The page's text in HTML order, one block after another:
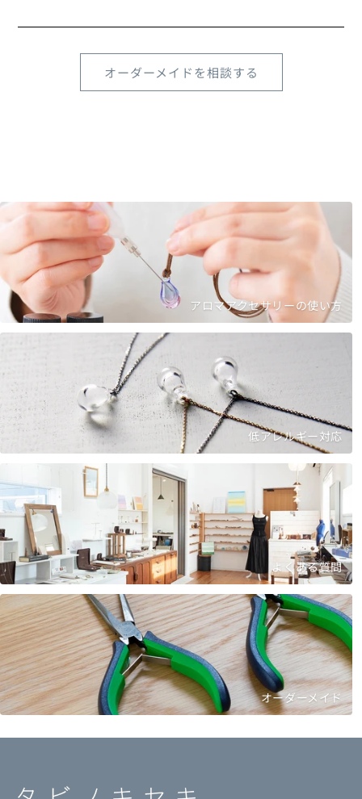
オーダーメイドを相談する
アロマアクセサリーの使い方
低アレルギー対応
よくある質問
オーダーメイド